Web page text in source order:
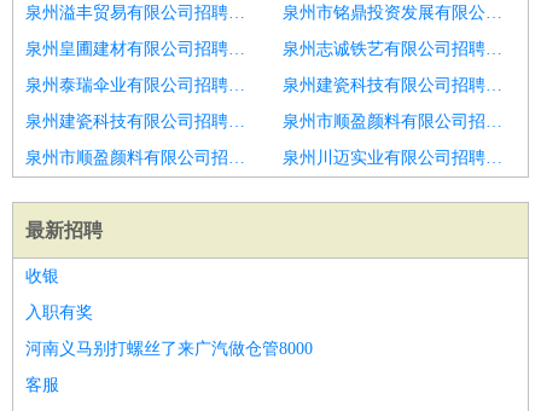
泉州溢丰贸易有限公司招聘中医医生
泉州市铭鼎投资发展有限公司招聘中医医生
泉州皇圃建材有限公司招聘口腔医生,正畸医生,实习
泉州志诚铁艺有限公司招聘口腔执业医生
泉州泰瑞伞业有限公司招聘口腔医生
泉州建瓷科技有限公司招聘口腔医生
泉州建瓷科技有限公司招聘口腔助理医生
泉州市顺盈颜料有限公司招聘内科医生
泉州市顺盈颜料有限公司招聘种植医生
泉州川迈实业有限公司招聘口腔医生
最新招聘
收银
入职有奖
河南义马别打螺丝了来广汽做仓管8000
客服